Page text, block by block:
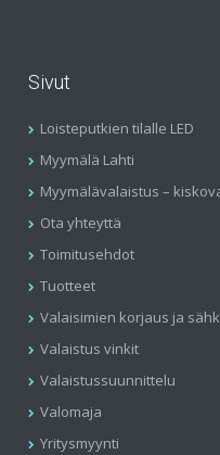
Sivut
Loisteputkien tilalle LED
Myymälä Lahti
Myymälävalaistus –
Ota yhteyttä
Toimitusehdot
Tuotteet
Valaisimien korjaus ja
Valaistus vinkit
Valaistussuunnittelu
Valomaja
Yritysmyynti